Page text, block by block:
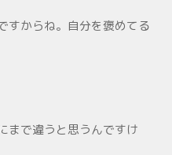
すからね。自分を褒めてる
まで違うと思うんですけ